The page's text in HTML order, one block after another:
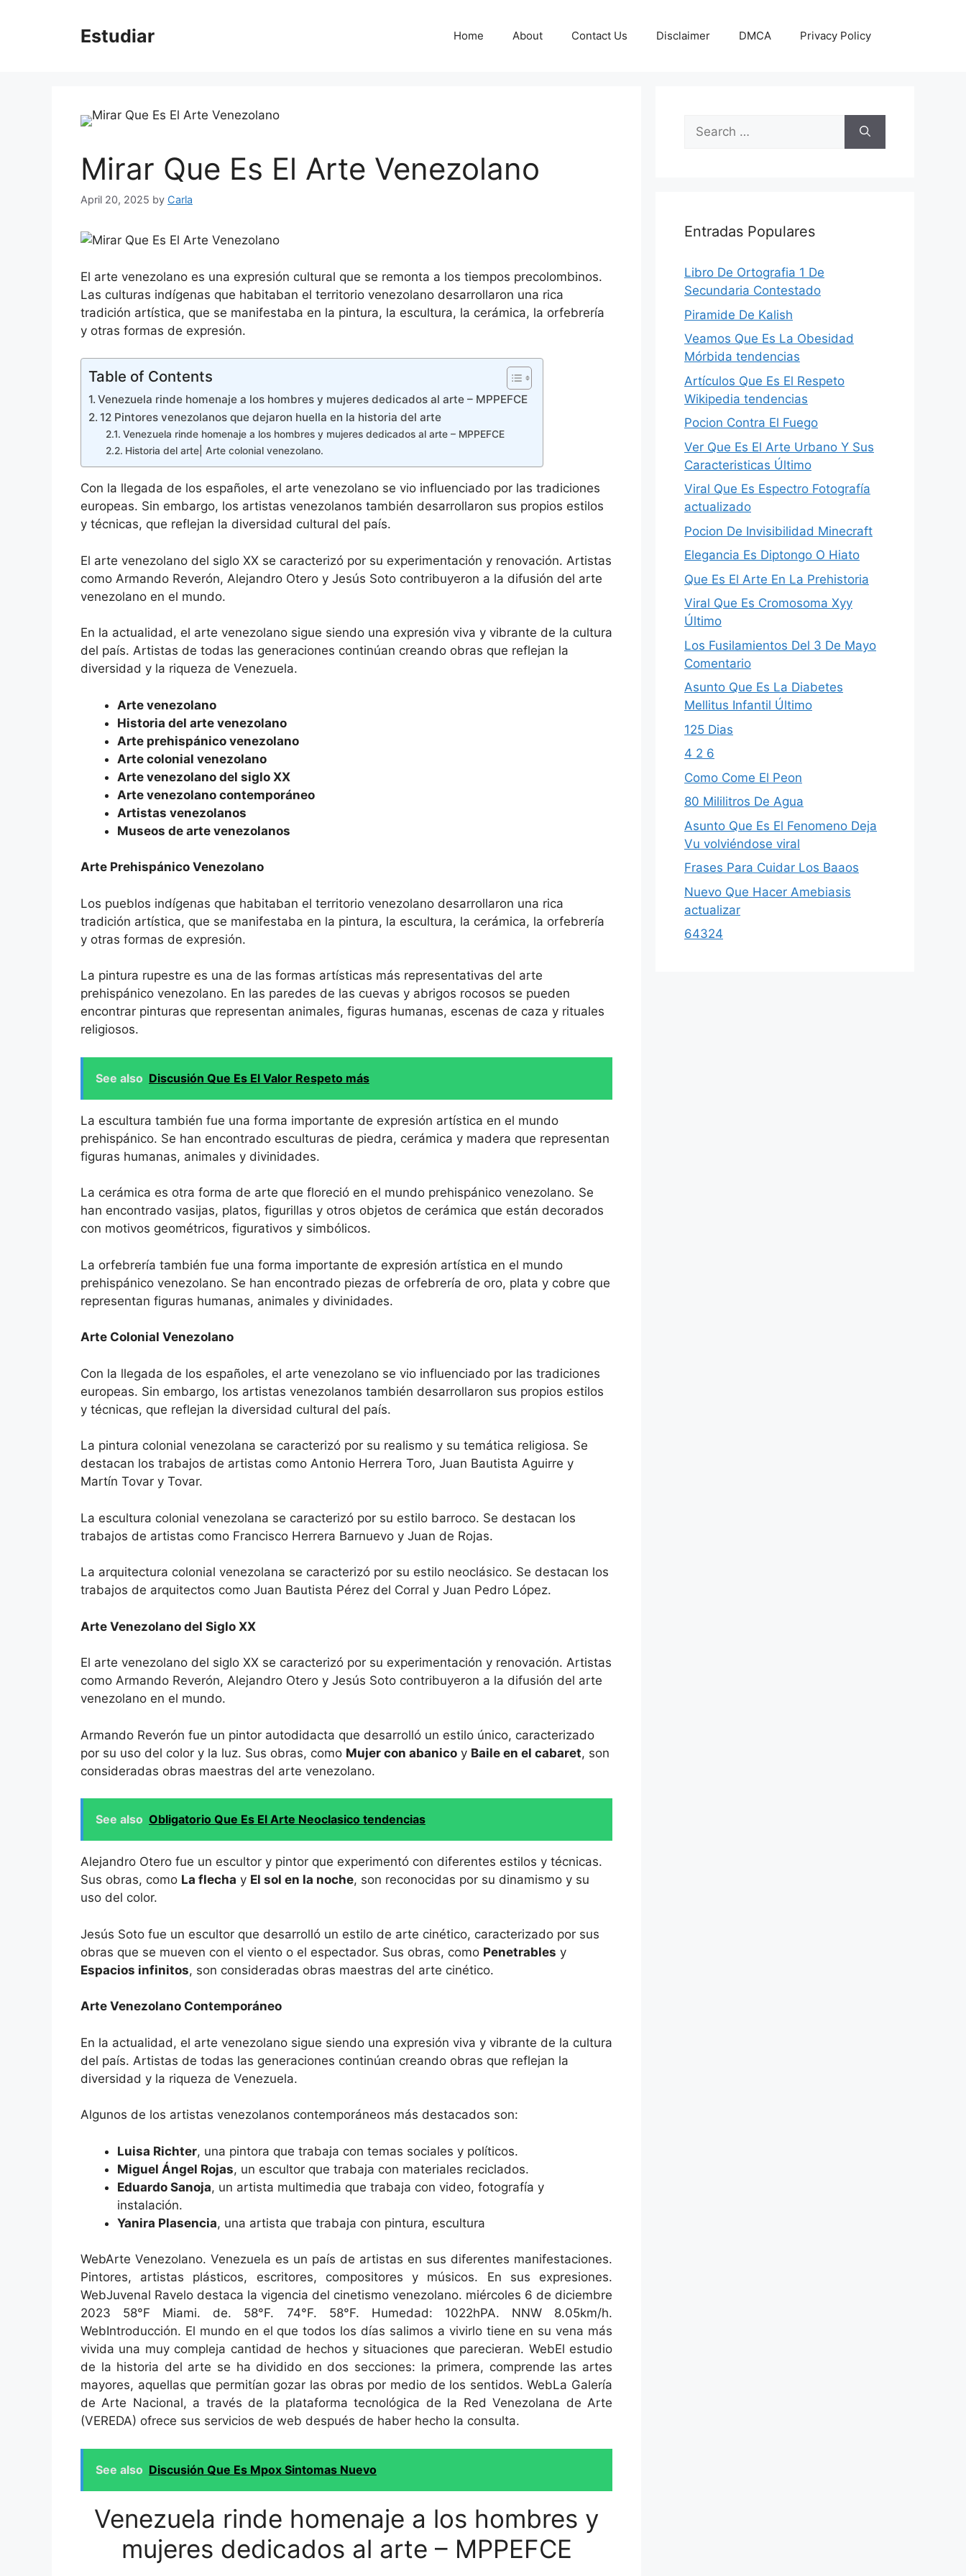
Estudiar Home About Contact Us Disclaimer DMCA Privacy Policy
Mirar Que Es El Arte Venezolano
April 20, 2025 by Carla
El arte venezolano es una expresión cultural que se remonta a los tiempos precolombinos.
Las culturas indígenas que habitaban el territorio venezolano desarrollaron una rica
tradición artística, que se manifestaba en la pintura, la escultura, la cerámica, la orfebrería
y otras formas de expresión.
Table of Contents
Venezuela rinde homenaje a los hombres y mujeres dedicados al arte – MPPEFCE
12 Pintores venezolanos que dejaron huella en la historia del arte
Venezuela rinde homenaje a los hombres y mujeres dedicados al arte – MPPEFCE
Historia del arte| Arte colonial venezolano.
Con la llegada de los españoles, el arte venezolano se vio influenciado por las tradiciones
europeas. Sin embargo, los artistas venezolanos también desarrollaron sus propios estilos
y técnicas, que reflejan la diversidad cultural del país.
El arte venezolano del siglo XX se caracterizó por su experimentación y renovación. Artistas
como Armando Reverón, Alejandro Otero y Jesús Soto contribuyeron a la difusión del arte
venezolano en el mundo.
En la actualidad, el arte venezolano sigue siendo una expresión viva y vibrante de la cultura
del país. Artistas de todas las generaciones continúan creando obras que reflejan la
diversidad y la riqueza de Venezuela.
Arte venezolano
Historia del arte venezolano
Arte prehispánico venezolano
Arte colonial venezolano
Arte venezolano del siglo XX
Arte venezolano contemporáneo
Artistas venezolanos
Museos de arte venezolanos
Arte Prehispánico Venezolano
Los pueblos indígenas que habitaban el territorio venezolano desarrollaron una rica
tradición artística, que se manifestaba en la pintura, la escultura, la cerámica, la orfebrería
y otras formas de expresión.
La pintura rupestre es una de las formas artísticas más representativas del arte
prehispánico venezolano. En las paredes de las cuevas y abrigos rocosos se pueden
encontrar pinturas que representan animales, figuras humanas, escenas de caza y rituales
religiosos.
See also Discusión Que Es El Valor Respeto más
La escultura también fue una forma importante de expresión artística en el mundo
prehispánico. Se han encontrado esculturas de piedra, cerámica y madera que representan
figuras humanas, animales y divinidades.
La cerámica es otra forma de arte que floreció en el mundo prehispánico venezolano. Se
han encontrado vasijas, platos, figurillas y otros objetos de cerámica que están decorados
con motivos geométricos, figurativos y simbólicos.
La orfebrería también fue una forma importante de expresión artística en el mundo
prehispánico venezolano. Se han encontrado piezas de orfebrería de oro, plata y cobre que
representan figuras humanas, animales y divinidades.
Arte Colonial Venezolano
Con la llegada de los españoles, el arte venezolano se vio influenciado por las tradiciones
europeas. Sin embargo, los artistas venezolanos también desarrollaron sus propios estilos
y técnicas, que reflejan la diversidad cultural del país.
La pintura colonial venezolana se caracterizó por su realismo y su temática religiosa. Se
destacan los trabajos de artistas como Antonio Herrera Toro, Juan Bautista Aguirre y
Martín Tovar y Tovar.
La escultura colonial venezolana se caracterizó por su estilo barroco. Se destacan los
trabajos de artistas como Francisco Herrera Barnuevo y Juan de Rojas.
La arquitectura colonial venezolana se caracterizó por su estilo neoclásico. Se destacan los
trabajos de arquitectos como Juan Bautista Pérez del Corral y Juan Pedro López.
Arte Venezolano del Siglo XX
El arte venezolano del siglo XX se caracterizó por su experimentación y renovación. Artistas
como Armando Reverón, Alejandro Otero y Jesús Soto contribuyeron a la difusión del arte
venezolano en el mundo.
Armando Reverón fue un pintor autodidacta que desarrolló un estilo único, caracterizado
por su uso del color y la luz. Sus obras, como Mujer con abanico y Baile en el cabaret, son
consideradas obras maestras del arte venezolano.
See also Obligatorio Que Es El Arte Neoclasico tendencias
Alejandro Otero fue un escultor y pintor que experimentó con diferentes estilos y técnicas.
Sus obras, como La flecha y El sol en la noche, son reconocidas por su dinamismo y su
uso del color.
Jesús Soto fue un escultor que desarrolló un estilo de arte cinético, caracterizado por sus
obras que se mueven con el viento o el espectador. Sus obras, como Penetrables y
Espacios infinitos, son consideradas obras maestras del arte cinético.
Arte Venezolano Contemporáneo
En la actualidad, el arte venezolano sigue siendo una expresión viva y vibrante de la cultura
del país. Artistas de todas las generaciones continúan creando obras que reflejan la
diversidad y la riqueza de Venezuela.
Algunos de los artistas venezolanos contemporáneos más destacados son:
Luisa Richter, una pintora que trabaja con temas sociales y políticos.
Miguel Ángel Rojas, un escultor que trabaja con materiales reciclados.
Eduardo Sanoja, un artista multimedia que trabaja con video, fotografía y
instalación.
Yanira Plasencia, una artista que trabaja con pintura, escultura
WebArte Venezolano. Venezuela es un país de artistas en sus diferentes manifestaciones.
Pintores, artistas plásticos, escritores, compositores y músicos. En sus expresiones.
WebJuvenal Ravelo destaca la vigencia del cinetismo venezolano. miércoles 6 de diciembre
2023 58°F Miami. de. 58°F. 74°F. 58°F. Humedad: 1022hPA. NNW 8.05km/h.
WebIntroducción. El mundo en el que todos los días salimos a vivirlo tiene en su vena más
vivida una muy compleja cantidad de hechos y situaciones que parecieran. WebEl estudio
de la historia del arte se ha dividido en dos secciones: la primera, comprende las artes
mayores, aquellas que permitían gozar las obras por medio de los sentidos. WebLa Galería
de Arte Nacional, a través de la plataforma tecnológica de la Red Venezolana de Arte
(VEREDA) ofrece sus servicios de web después de haber hecho la consulta.
See also Discusión Que Es Mpox Sintomas Nuevo
Venezuela rinde homenaje a los hombres y
mujeres dedicados al arte – MPPEFCE
Search
for:
Entradas Populares
Libro De Ortografia 1 De
Secundaria Contestado
Piramide De Kalish
Veamos Que Es La Obesidad
Mórbida tendencias
Artículos Que Es El Respeto
Wikipedia tendencias
Pocion Contra El Fuego
Ver Que Es El Arte Urbano Y Sus
Caracteristicas Último
Viral Que Es Espectro Fotografía
actualizado
Pocion De Invisibilidad Minecraft
Elegancia Es Diptongo O Hiato
Que Es El Arte En La Prehistoria
Viral Que Es Cromosoma Xyy
Último
Los Fusilamientos Del 3 De Mayo
Comentario
Asunto Que Es La Diabetes
Mellitus Infantil Último
125 Dias
4 2 6
Como Come El Peon
80 Mililitros De Agua
Asunto Que Es El Fenomeno Deja
Vu volviéndose viral
Frases Para Cuidar Los Baaos
Nuevo Que Hacer Amebiasis
actualizar
64324